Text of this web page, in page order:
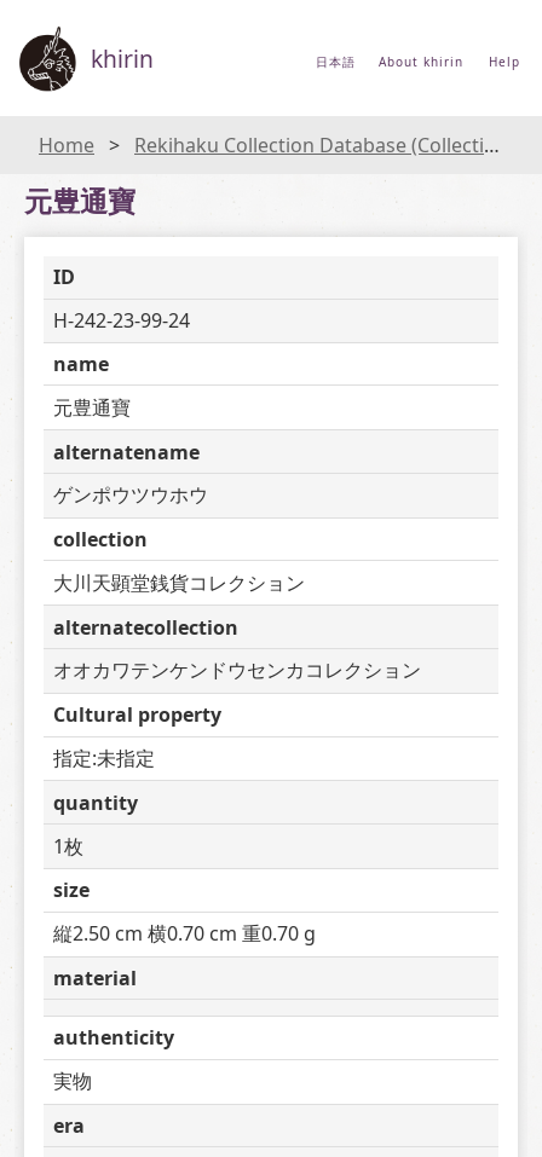
khirin 日本語 About khirin Help
Home Rekihaku Collection Database (Collections Database of the National Museum of Japanese History)
元豊通寶
ID
H-242-23-99-24
name
元豊通寶
alternatename
ゲンポウツウホウ
collection
大川天顕堂銭貨コレクション
alternatecollection
オオカワテンケンドウセンカコレクション
Cultural property
指定:未指定
quantity
1枚
size
縦2.50 cm 横0.70 cm 重0.70 g
material
authenticity
実物
era